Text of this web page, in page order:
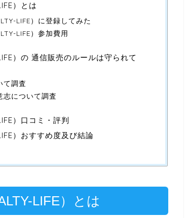
）とは
LIFE）に登録してみた
LIFE）参加費用
）の 通信販売のルールは守られて
て調査
志について調査
）口コミ・評判
）おすすめ度及び結論
LIFE）とは